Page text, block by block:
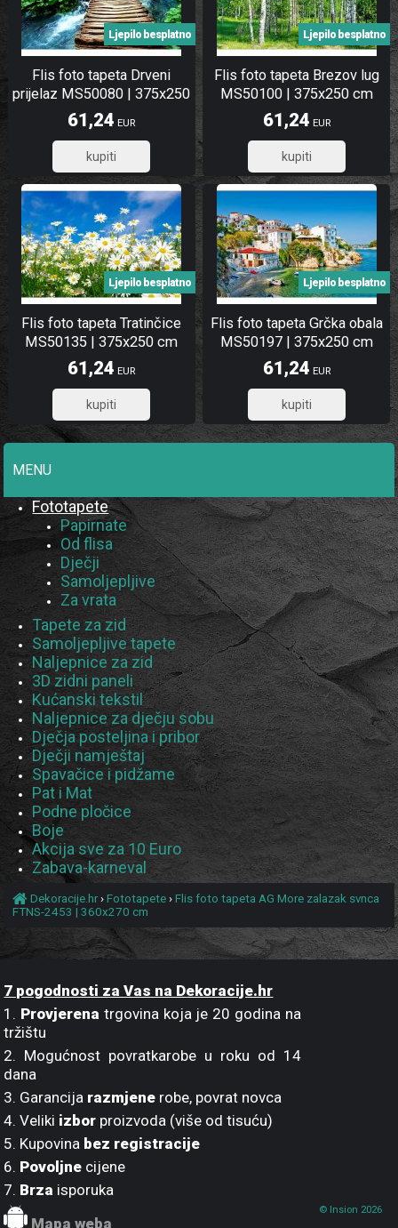
Flis foto tapeta Drveni
prijelaz MS50080 | 375x250
cm
Ljepilo besplatno
61,24 EUR
48,99
Flis foto tapeta Brezov lug
MS50100 | 375x250 cm
Ljepilo besplatno
61,24 EUR
48,99
Flis foto tapeta Tratinčice
MS50135 | 375x250 cm
Ljepilo besplatno
61,24 EUR
48,99
Flis foto tapeta Grčka obala
MS50197 | 375x250 cm
Ljepilo besplatno
61,24 EUR
48,99
MENU
Fototapete
Papirnate
Od flisa
Dječji
Samoljepljive
Za vrata
Tapete za zid
Samoljepljive tapete
Naljepnice za zid
3D zidni paneli
Kućanski tekstil
Naljepnice za dječju sobu
Dječja posteljina i pribor
Dječji namještaj
Spavačice i pidžame
Pat i Mat
Podne pločice
Boje
Akcija sve za 10 Euro
Zabava-karneval
Dekoracije.hr›Fototapete ›Flis foto tapeta AG More zalazak svnca
FTNS-2453 | 360x270 cm
7 pogodnosti za Vas na Dekoracije.hr
1. Provjerena trgovina koja je 20 godina na
tržištu
2. Mogućnost povratkarobe u roku od 14
dana
3. Garancija razmjene robe, povrat novca
4. Veliki izbor proizvoda (više od tisuću)
5. Kupovina bez registracije
6. Povoljne cijene
7. Brza isporuka
Mapa weba
© Insion 2026